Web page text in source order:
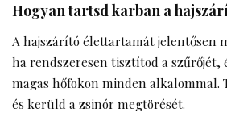
Hogyan tartsd karban a
A hajszárító élettartamát jelentősen
ha rendszeresen tisztítod a szűrőjét,
magas hőfokon minden alkalommal.
és kerüld a zsinór megtörését.